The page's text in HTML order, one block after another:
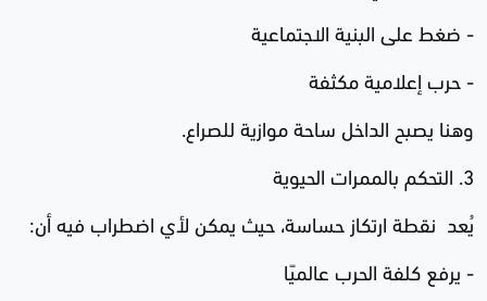
- ضغط على البنية الاجتماعية
- حرب إعلامية مكثفة
وهنا يصبح الداخل ساحة موازية للصراع.
3. التحكم بالممرات الحيوية
يُعد نقطة ارتكاز حساسة، حيث يمكن لأي اضطراب فيه أن:
- يرفع كلفة الحرب عالميًا